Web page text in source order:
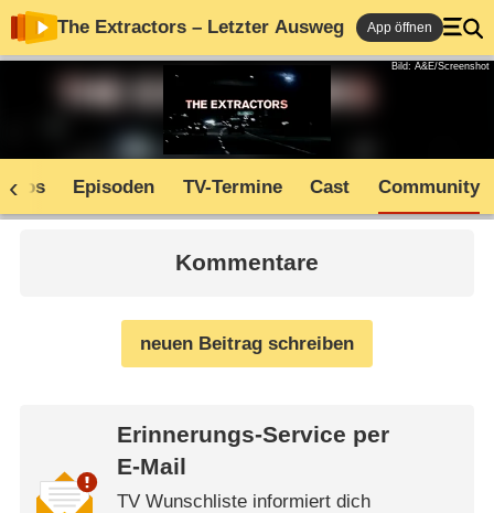
The Extractors – Letzter Ausweg App öffnen
Bild: A&E/Screenshot
Infos Episoden TV-Termine Cast Community
Kommentare
neuen Beitrag schreiben
Erinnerungs-Service per
E-Mail
TV Wunschliste informiert dich